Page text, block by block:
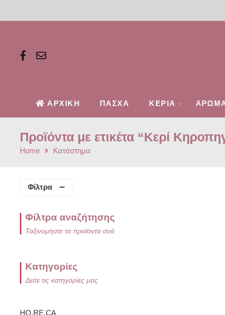
ΑΡΧΙΚΗ ΠΑΣΧΑ ΚΕΡΙΑ
Προϊόντα με ετικέτα “Κερί
Home Κατάστημα
Φίλτρα
Φίλτρα αναζήτησης
Ταξινομήστε τα προϊόντα ανά
Κατηγορίες
Δείτε τις κατηγορίες μας
HO.RE.CA